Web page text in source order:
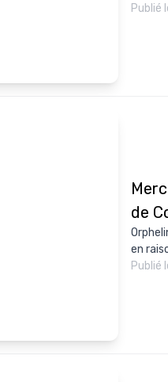
Publié
de
en
Publié